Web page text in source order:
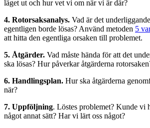
läget ut och hur vet vi om när vi är där?
4. Rotorsaksanalys. Vad är det
egentligen borde lösas? Använd metoden 5
att hitta den egentliga orsaken till problemet.
5. Åtgärder. Vad måste hända för att det
ska lösas? Hur påverkar åtgärderna
6. Handlingsplan. Hur ska åtgärderna
när?
7. Uppföljning. Löstes problemet? Kunde vi
något annat sätt? Har vi lärt oss något?